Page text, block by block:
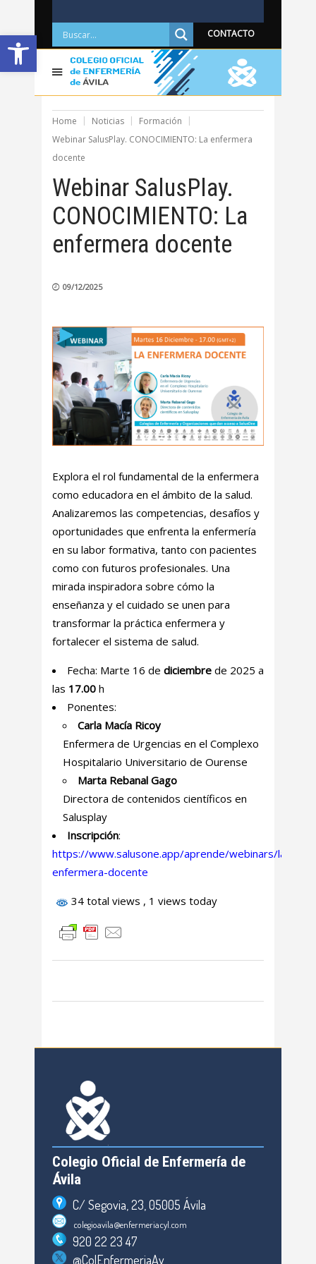
Abrir barra de herramientas CONTACTO
Home Noticias
Formación
Webinar SalusPlay. CONOCIMIENTO: La enfermera
docente
Webinar SalusPlay.
CONOCIMIENTO: La
enfermera docente
09/12/2025
Explora el rol fundamental de la enfermera
como educadora en el ámbito de la salud.
Analizaremos las competencias, desafíos y
oportunidades que enfrenta la enfermería
en su labor formativa, tanto con pacientes
como con futuros profesionales. Una
mirada inspiradora sobre cómo la
enseñanza y el cuidado se unen para
transformar la práctica enfermera y
fortalecer el sistema de salud.
Fecha: Marte 16 de diciembre de 2025 a
las 17.00 h
Ponentes:
Carla Macía Ricoy
Enfermera de Urgencias en el Complexo
Hospitalario Universitario de Ourense
Marta Rebanal Gago
Directora de contenidos científicos en
Salusplay
Inscripción:
https://www.salusone.app/aprende/webinars/la-
enfermera-docente
34 total views , 1 views today
Colegio Oficial de Enfermería de
Ávila
C/ Segovia, 23, 05005 Ávila
colegioavila@enfermeriacyl.com
920 22 23 47
@ColEnfermeriaAv